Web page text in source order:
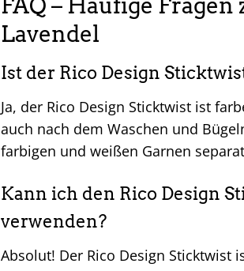
FAQ – Häufige
Lavendel
Ist der Rico Design
Ja, der Rico Design Sticktwist ist
auch nach dem Waschen und
farbigen und weißen Garnen
Kann ich den Rico Design
verwenden?
Absolut! Der Rico Design Sticktwist